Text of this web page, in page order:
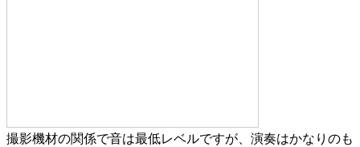
撮影機材の関係で音は最低レベルですが、演奏はかなりのも